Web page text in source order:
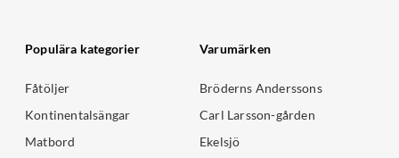
Populära kategorier
Fåtöljer
Kontinentalsängar
Matbord
Varumärken
Bröderns Anderssons
Carl Larsson-gården
Ekelsjö